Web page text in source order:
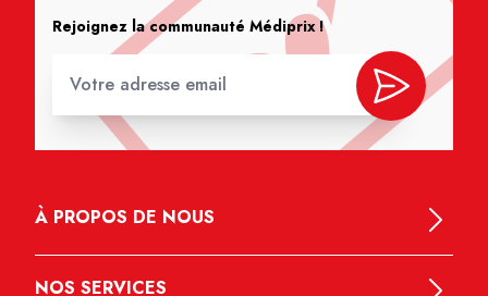
Rejoignez la communauté Médiprix !
À PROPOS DE NOUS
NOS SERVICES